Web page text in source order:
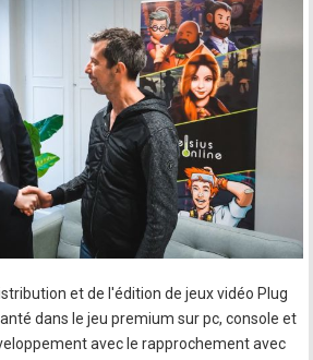
et de l'édition de jeux vidéo Plug
dans le jeu premium sur pc, console et
avec le rapprochement avec